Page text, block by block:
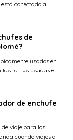
conectado a
de
usados en
las tomas usadas en
de enchufe
viaje para los
cuando viajes a